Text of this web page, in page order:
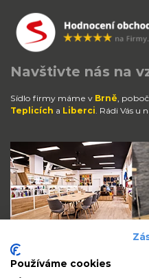
Navštivte nás na
Sídlo firmy máme v Brně ,
Teplicích a Liberci . Rádi Vás u
Používáme cookies